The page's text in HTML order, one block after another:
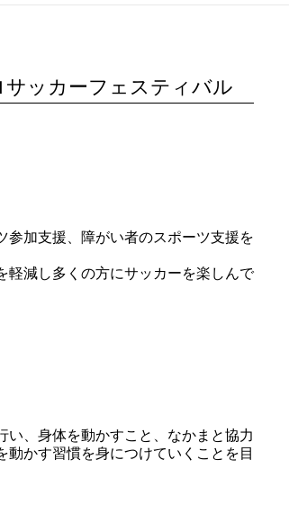
ッカーフェスティバル
加支援、障がい者のスポーツ支援を
軽減し多くの方にサッカーを楽しんで
、身体を動かすこと、なかまと協力
かす習慣を身につけていくことを目